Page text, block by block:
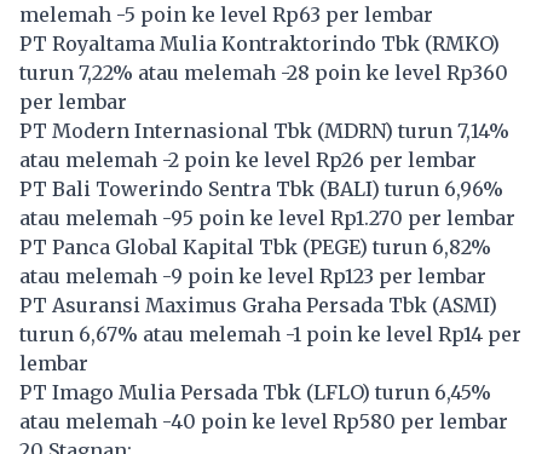
melemah -5 poin ke level Rp63 per lembar
PT Royaltama Mulia Kontraktorindo Tbk (RMKO)
turun 7,22% atau melemah -28 poin ke level Rp360
per lembar
PT Modern Internasional Tbk (MDRN) turun 7,14%
atau melemah -2 poin ke level Rp26 per lembar
PT Bali Towerindo Sentra Tbk (BALI) turun 6,96%
atau melemah -95 poin ke level Rp1.270 per lembar
PT Panca Global Kapital Tbk (PEGE) turun 6,82%
atau melemah -9 poin ke level Rp123 per lembar
PT Asuransi Maximus Graha Persada Tbk (ASMI)
turun 6,67% atau melemah -1 poin ke level Rp14 per
lembar
PT Imago Mulia Persada Tbk (LFLO) turun 6,45%
atau melemah -40 poin ke level Rp580 per lembar